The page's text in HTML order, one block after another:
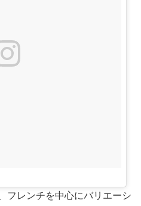
フレンチを中心にバリエーシ